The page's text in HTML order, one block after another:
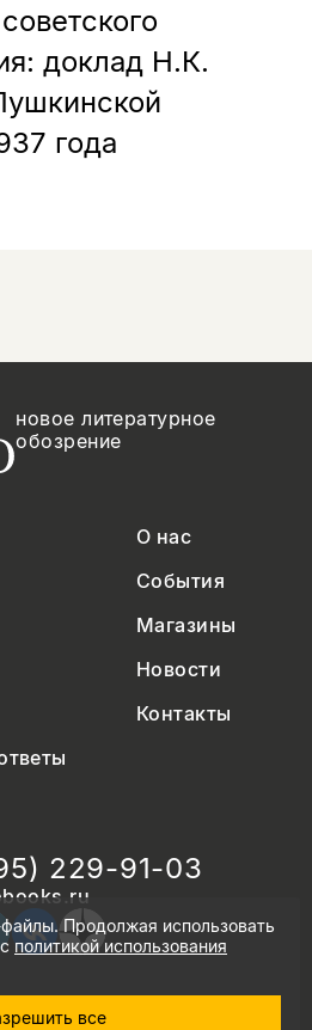
доклад Н.К.
года
новое литературное
обозрение
О нас
События
Магазины
Новости
Контакты
229-91-03
обозрение. 2026
Продолжая использовать
сполитикой использования
все